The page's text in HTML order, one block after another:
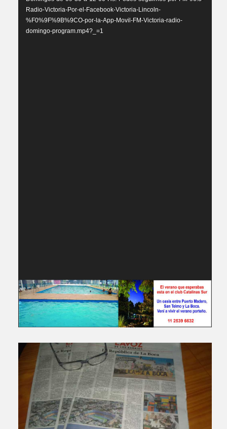
Radio-Victoria-Por-el-Facebook-Victoria-Lincoln-
%F0%9F%9B%9CO-por-la-App-Movil-FM-Victoria-radio-
domingo-program.mp4?_=1